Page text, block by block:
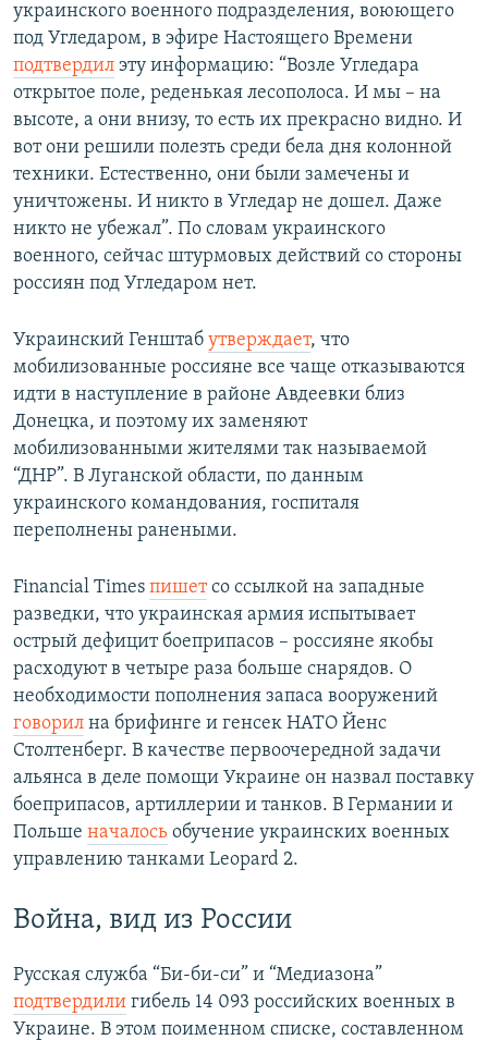
украинского военного подразделения, воюющего
под Угледаром, в эфире Настоящего Времени
подтвердил эту информацию: “Возле Угледара
открытое поле, реденькая лесополоса. И мы – на
высоте, а они внизу, то есть их прекрасно видно. И
вот они решили полезть среди бела дня колонной
техники. Естественно, они были замечены и
уничтожены. И никто в Угледар не дошел. Даже
никто не убежал”. По словам украинского
военного, сейчас штурмовых действий со стороны
россиян под Угледаром нет.
Украинский Генштаб утверждает, что
мобилизованные россияне все чаще отказываются
идти в наступление в районе Авдеевки близ
Донецка, и поэтому их заменяют
мобилизованными жителями так называемой
“ДНР”. В Луганской области, по данным
украинского командования, госпиталя
переполнены ранеными.
Financial Times пишетсо ссылкой на западные
разведки, что украинская армия испытывает
острый дефицит боеприпасов – россияне якобы
расходуют в четыре раза больше снарядов. О
необходимости пополнения запаса вооружений
говорил на брифинге и генсек НАТО Йенс
Столтенберг. В качестве первоочередной задачи
альянса в деле помощи Украине он назвал поставку
боеприпасов, артиллерии и танков. В Германии и
Польше началось обучение украинских военных
управлению танками Leopard 2.
Война, вид из России
Русская служба “Би-би-си” и “Медиазона”
подтвердили гибель 14 093 российских военных в
Украине. В этом поименном списке, составленном